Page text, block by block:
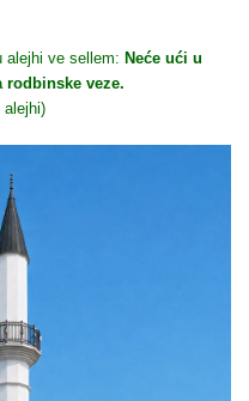
alejhi ve sellem: Neće ući u
rodbinske veze.
alejhi)